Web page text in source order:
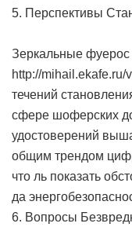
5. Перспективы
Зеркальные
http://
течений
сфере шоферских
удостоверений
общим трендом
что ль показать
да
6. Вопросы